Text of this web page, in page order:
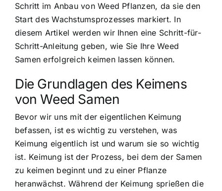
Schritt im Anbau von Weed Pflanzen, da sie den
Start des Wachstumsprozesses markiert. In
diesem Artikel werden wir Ihnen eine Schritt-für-
Schritt-Anleitung geben, wie Sie Ihre Weed
Samen erfolgreich keimen lassen können.
Die Grundlagen des Keimens
von Weed Samen
Bevor wir uns mit der eigentlichen Keimung
befassen, ist es wichtig zu verstehen, was
Keimung eigentlich ist und warum sie so wichtig
ist. Keimung ist der Prozess, bei dem der Samen
zu keimen beginnt und zu einer Pflanze
heranwächst. Während der Keimung sprießen die